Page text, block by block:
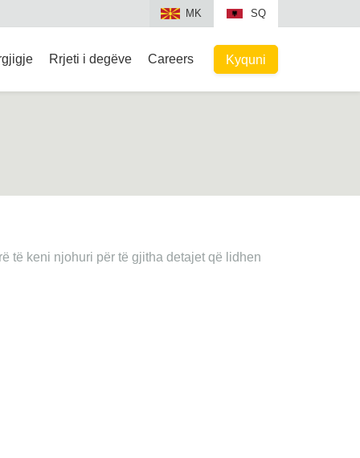
MK SQ
Rrjeti i degëve Careers Kyquni
të keni njohuri për të gjitha detajet që lidhen